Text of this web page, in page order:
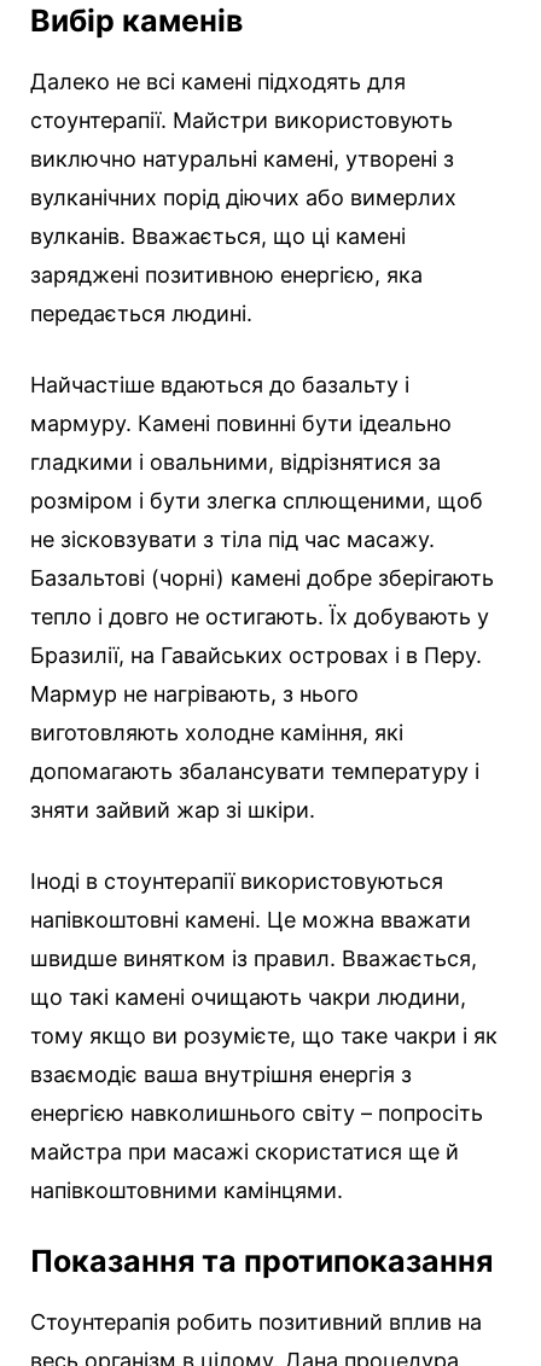
Вибір каменів
Далеко не всі камені підходять для
стоунтерапії. Майстри використовують
виключно натуральні камені, утворені з
вулканічних порід діючих або вимерлих
вулканів. Вважається, що ці камені
заряджені позитивною енергією, яка
передається людині.
Найчастіше вдаються до базальту і
мармуру. Камені повинні бути ідеально
гладкими і овальними, відрізнятися за
розміром і бути злегка сплющеними, щоб
не зісковзувати з тіла під час масажу.
Базальтові (чорні) камені добре зберігають
тепло і довго не остигають. Їх добувають у
Бразилії, на Гавайських островах і в Перу.
Мармур не нагрівають, з нього
виготовляють холодне каміння, які
допомагають збалансувати температуру і
зняти зайвий жар зі шкіри.
Іноді в стоунтерапії використовуються
напівкоштовні камені. Це можна вважати
швидше винятком із правил. Вважається,
що такі камені очищають чакри людини,
тому якщо ви розумієте, що таке чакри і як
взаємодіє ваша внутрішня енергія з
енергією навколишнього світу – попросіть
майстра при масажі скористатися ще й
напівкоштовними камінцями.
Показання та протипоказання
Стоунтерапія робить позитивний вплив на
весь організм в цілому. Дана процедура